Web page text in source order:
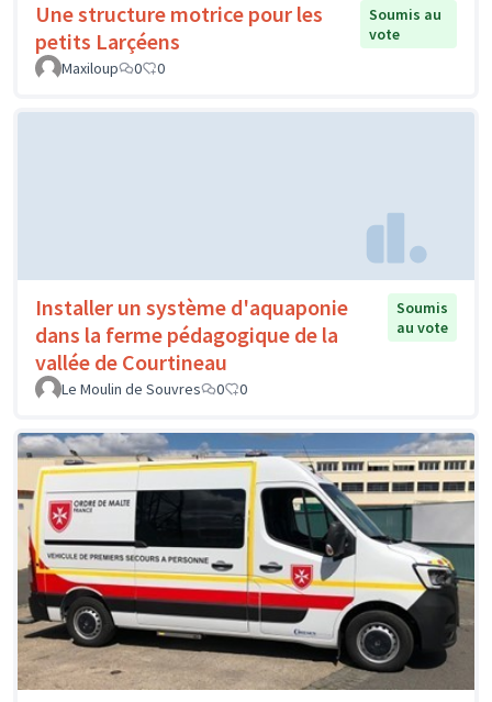
Une structure motrice pour les
petits Larçéens
Soumis au
vote
Maxiloup
0 0
Installer un système d'aquaponie
dans la ferme pédagogique de la
vallée de Courtineau
Soumis
au vote
Le Moulin de Souvres 0 0